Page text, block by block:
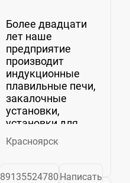
Более двадцати
лет наше
предприятие
производит
индукционные
плавильные печи,
закалочные
установки,
установки для
индукционной
пайки и другое
индукционного
Красноярск
89135524780 Написать